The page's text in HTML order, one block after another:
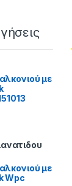
με
με
Wpc